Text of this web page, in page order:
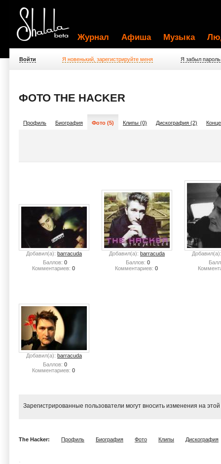
Журнал Афиша Музыка
Войти Я новенький, зарегистрируйте меня Я забыл пароль
ФОТО THE HACKER
Профиль Биография Фото (5) Клипы (0) Дискография (2)
Добавил(а): barracuda
Баллов: 0
Комментариев: 0
Добавил(а): barracuda
Баллов: 0
Комментариев: 0
Добавил(а):
Добавил(а): barracuda
Баллов: 0
Комментариев: 0
Зарегистрированные пользователи могут вносить изменения на
The Hacker: Профиль Биография Фото Клипы Дискография